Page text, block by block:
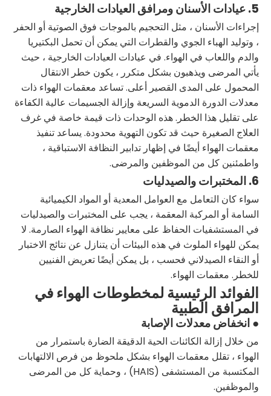
5. عيادات الأسنان ومرافق العيادات الخارجية
إجراءات الأسنان ، مثل التحجيم بالموجات فوق الصوتية أو الحفر
، وتوليد الهباء الجوي والقطرات التي يمكن أن تحمل البكتيريا
والدم واللعاب في الهواء. في عيادات العيادات الخارجية ، حيث
يأتي المرضى ويذهبون بشكل متكرر ، يكون خطر الانتقال
المحمول على المدى القصير أعلى. تساعد معقمات الهواء ذات
معدلات الدورة الدموية السريعة وإزالة الجسيمات عالية الكفاءة
على تقليل هذا الخطر. هذه الوحدات ذات قيمة خاصة في غرف
العلاج الصغيرة حيث قد تكون التهوية محدودة. يساعد تنفيذ
معقمات الهواء أيضًا في إظهار تدابير النظافة الاستباقية ،
واطمئنين كل من الموظفين والمرضى.
6. المختبرات والصيدليات
سواء كان التعامل مع العوامل المعدية أو المواد الكيميائية
السامة أو المركبة المعقمة ، يجب على المختبرات والصيدليات
في المستشفيات الحفاظ على معايير نظافة الهواء الصارمة. لا
يمكن للهواء الملوث في هذه البيئات أن يتنازل عن نتائج الاختبار
أو النقاء الصيدلاني فحسب ، بل يمكن أيضًا تعريض الفنيين
للخطر. معقمات الهواء.
الفوائد الرئيسية لمخطوطات الهواء في
المرافق الطبية
● انخفاض معدلات الإصابة
من خلال إزالة الكائنات الحية الدقيقة الضارة باستمرار من
الهواء ، تقلل معقمات الهواء بشكل ملحوظ من فرص الالتهابات
المكتسبة من المستشفى (HAIS) ، وحماية كل من المرضى
والموظفين.